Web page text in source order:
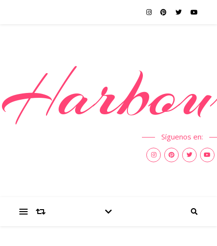
Síguenos en: